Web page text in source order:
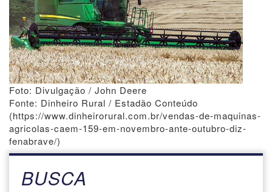
Foto: Divulgação / John Deere
Fonte: Dinheiro Rural / Estadão Conteúdo
(https://www.dinheirorural.com.br/vendas-de-maquinas-
agricolas-caem-159-em-novembro-ante-outubro-diz-
fenabrave/)
BUSCA